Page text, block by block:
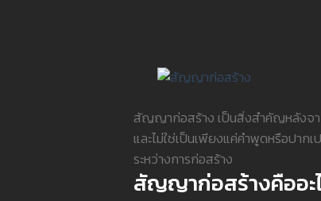
สัญญาก่อสร้าง เป็นสิ่งสำคัญหลังจา
และไม่ใช่เป็นเพียงแค่คำพูดหรือปา
ระหว่างการก่อสร้าง
สัญญาก่อสร้างคืออะ